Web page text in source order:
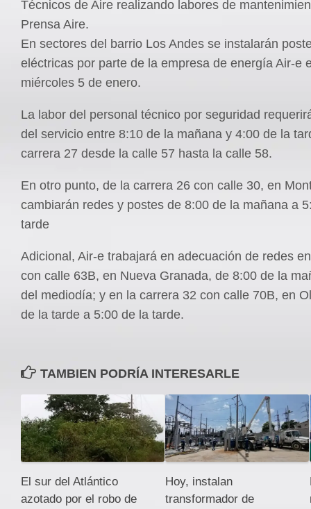
Técnicos de Aire realizando labores de
Prensa Aire.
En sectores del barrio Los Andes se instalarán
eléctricas por parte de la empresa de energía Air-e
miércoles 5 de enero.
La labor del personal técnico por seguridad
del servicio entre 8:10 de la mañana y 4:00 de la
carrera 27 desde la calle 57 hasta la calle 58.
En otro punto, de la carrera 26 con calle 30, en
cambiarán redes y postes de 8:00 de la mañana a
tarde
Adicional, Air-e trabajará en adecuación de redes
con calle 63B, en Nueva Granada, de 8:00 de la
del mediodía; y en la carrera 32 con calle 70B, en
de la tarde a 5:00 de la tarde.
TAMBIEN PODRÍA INTERESARLE
El sur del Atlántico
azotado por el robo de
Hoy, instalan
transformador de